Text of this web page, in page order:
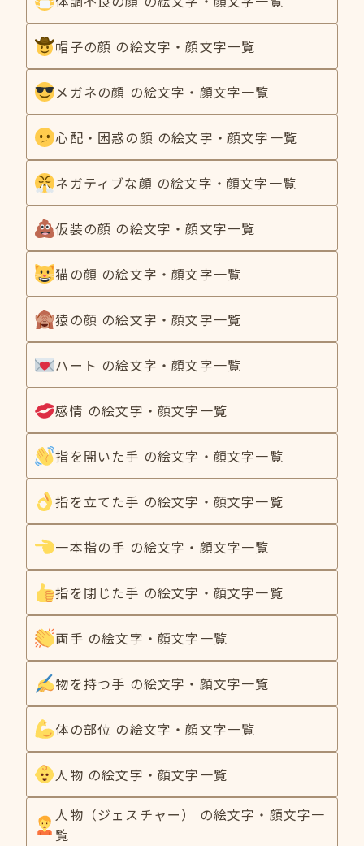
帽子の顔 の絵文字・顔文字一覧
メガネの顔 の絵文字・顔文字一覧
心配・困惑の顔 の絵文字・顔文字一覧
ネガティブな顔 の絵文字・顔文字一覧
仮装の顔 の絵文字・顔文字一覧
猫の顔 の絵文字・顔文字一覧
猿の顔 の絵文字・顔文字一覧
ハート の絵文字・顔文字一覧
感情 の絵文字・顔文字一覧
指を開いた手 の絵文字・顔文字一覧
指を立てた手 の絵文字・顔文字一覧
一本指の手 の絵文字・顔文字一覧
指を閉じた手 の絵文字・顔文字一覧
両手 の絵文字・顔文字一覧
物を持つ手 の絵文字・顔文字一覧
体の部位 の絵文字・顔文字一覧
人物 の絵文字・顔文字一覧
人物（ジェスチャー） の絵文字・顔文字一
覧